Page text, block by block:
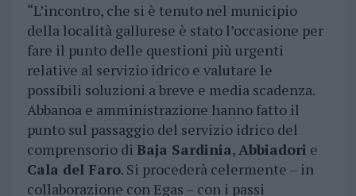
“L’incontro, che si è tenuto nel municipio
della località gallurese è stato l’occasione per
fare il punto delle questioni più urgenti
relative al servizio idrico e valutare le
possibili soluzioni a breve e media scadenza.
Abbanoa e amministrazione hanno fatto il
punto sul passaggio del servizio idrico del
comprensorio di Baja Sardinia,Abbiadori e
Cala del Faro. Si procederà celermente – in
collaborazione con Egas – con i passi